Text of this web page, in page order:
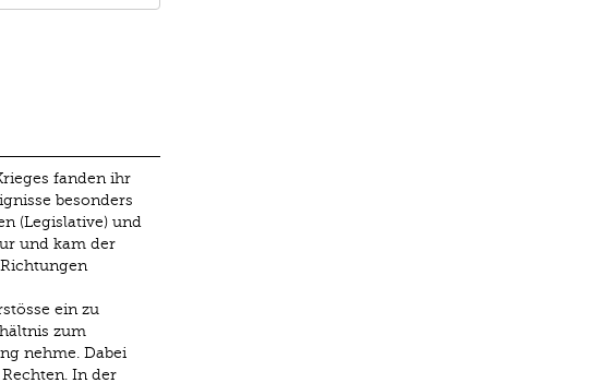
fanden ihr
besonders
(Legislative) und
und kam der
ein zu
zum
nehme. Dabei
In der